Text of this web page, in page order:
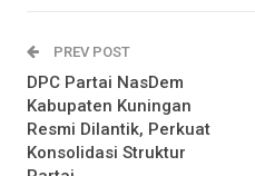
PREV POST
DPC Partai NasDem
Kabupaten Kuningan
Resmi Dilantik, Perkuat
Konsolidasi Struktur